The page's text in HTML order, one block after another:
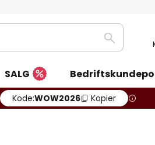
Søk
SALG
Kode:WOW2026 Kopier